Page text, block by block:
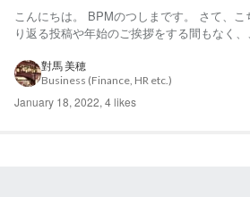
こんにちは。 BPMのつしまです。 さて、
り返る投稿や年始のご挨拶をする間もなく
うことで今回は！BPMが年末年始をどう過
對馬 美穂
Business (Finance, HR etc.)
January 18, 2022, 4 likes